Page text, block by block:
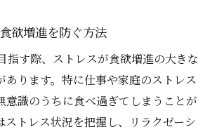
欲増進を防ぐ方法
指す際、ストレスが食欲増進の大きな
あります。特に仕事や家庭のストレス
意識のうちに食べ過ぎてしまうことが
ストレス状況を把握し、リラクゼーシ